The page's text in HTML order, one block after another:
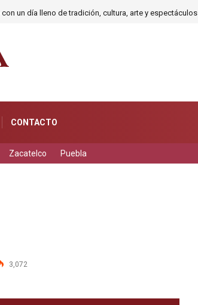
un día lleno de tradición, cultura, arte y espectáculos
CONTACTO
Zacatelco Puebla
3,072